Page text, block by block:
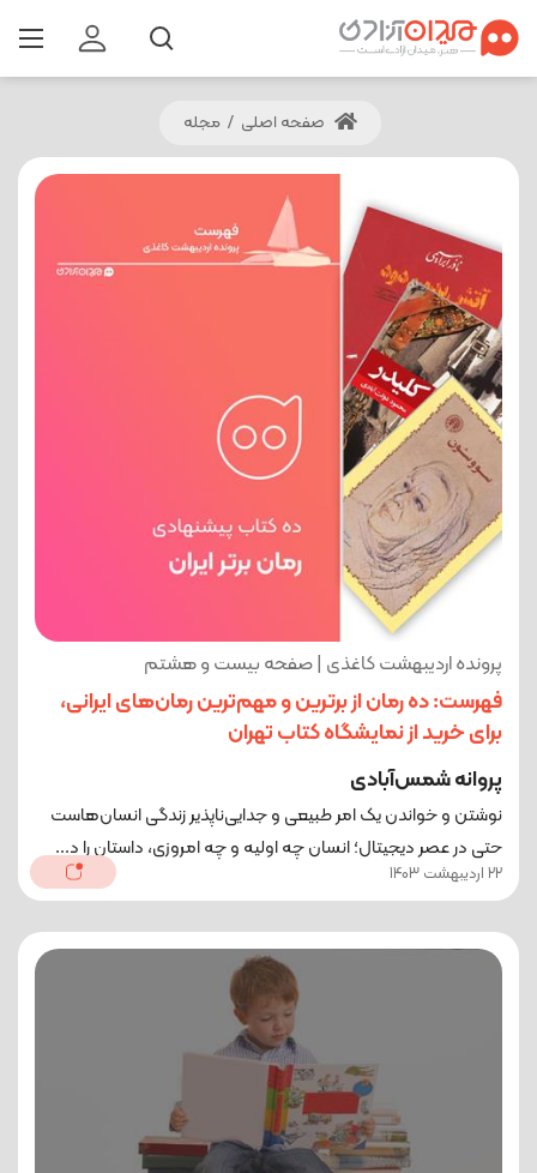
صفحه اصلی / مجله
پرونده اردیبهشت کاغذی | صفحه بیست و هشتم
فهرست: ده رمان از برترین و مهم‌ترین رمان‌های ایرانی،
برای خرید از نمایشگاه کتاب تهران
پروانه شمس‌آبادی
نوشتن و خواندن یک امر طبیعی و جدایی‌ناپذیر زندگی انسان‌هاست
حتی در عصر دیجیتال؛ انسان‌ چه اولیه و چه امروزی، داستان را د...
22 اردیبهشت 1403